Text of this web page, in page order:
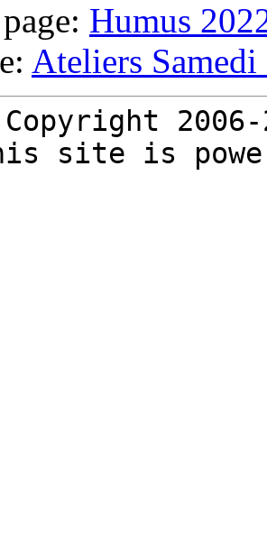
Humus
Ateliers
2006-
site is